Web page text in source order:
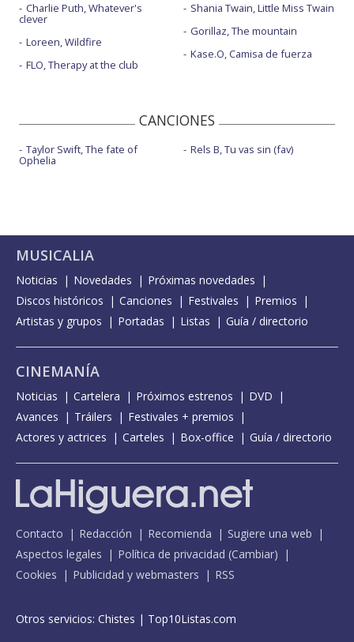
Charlie Puth, Whatever's
clever
Loreen, Wildfire
FLO, Therapy at the club
Shania Twain, Little Miss Twain
Gorillaz, The mountain
Kase.O, Camisa de fuerza
CANCIONES
Taylor Swift, The fate of
Ophelia
Rels B, Tu vas sin (fav)
MUSICALIA
Noticias Novedades
Próximas novedades
Discos históricos
Canciones Festivales
Premios
Artistas y grupos
Portadas Listas Guía / directorio
CINEMANÍA
Noticias Cartelera Próximos estrenos
DVD
Avances
Tráilers
Festivales + premios
Actores y actrices
Carteles Box-office Guía / directorio
Contacto Redacción Recomienda
Sugiere una web
Aspectos legales
Política de privacidad (Cambiar)
Cookies
Publicidad y webmasters RSS
Otros servicios: Chistes | Top10Listas.com